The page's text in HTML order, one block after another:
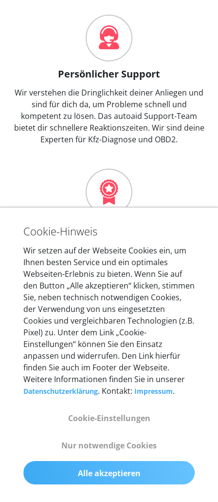
Persönlicher Support
Wir verstehen die Dringlichkeit deiner Anliegen und
sind für dich da, um Probleme schnell und
kompetent zu lösen. Das autoaid Support-Team
bietet dir schnellere Reaktionszeiten. Wir sind deine
Experten für Kfz-Diagnose und OBD2.
Mehr als 10 Jahre Erfahrung
In den Kfz-Diagnosegeräten von autoaid stecken
mehr als 10 Jahre Erfahrung, und auch in Zukunft
entwickeln wir unsere Produkte am Standort in
Berlin laufend weiter. Auf diese Qualität vertrauen
heute mehr als 60.000 Privatkunden und
Unternehmen.
Technische Details &
Lieferumfang
Abmessungen
Gewicht
200 g
Cookie-Hinweis
Wir setzen auf der Webseite Cookies ein, um
Ihnen besten Service und ein optimales
Webseiten-Erlebnis zu bieten. Wenn Sie auf
den Button „Alle akzeptieren“ klicken, stimmen
Sie, neben technisch notwendigen Cookies,
der Verwendung von uns eingesetzten
Cookies und vergleichbaren Technologien (z.B.
Pixel) zu. Unter dem Link „Cookie-
Einstellungen“ können Sie den Einsatz
anpassen und widerrufen. Den Link hierfür
finden Sie auch im Footer der Webseite.
Weitere Informationen finden Sie in unserer
Datenschutzerklärung. Kontakt: Impressum.
Cookie-Einstellungen
Nur notwendige Cookies
Alle akzeptieren